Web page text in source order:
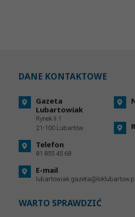
DANE KONTAKTOWE
Gazeta
Lubartowiak
Rynek II 1
21-100 Lubartów
Telefon
81 855 45 68
E-mail
lubartowiak.gazeta@loklubartow.pl
WARTO SPRAWDZIĆ